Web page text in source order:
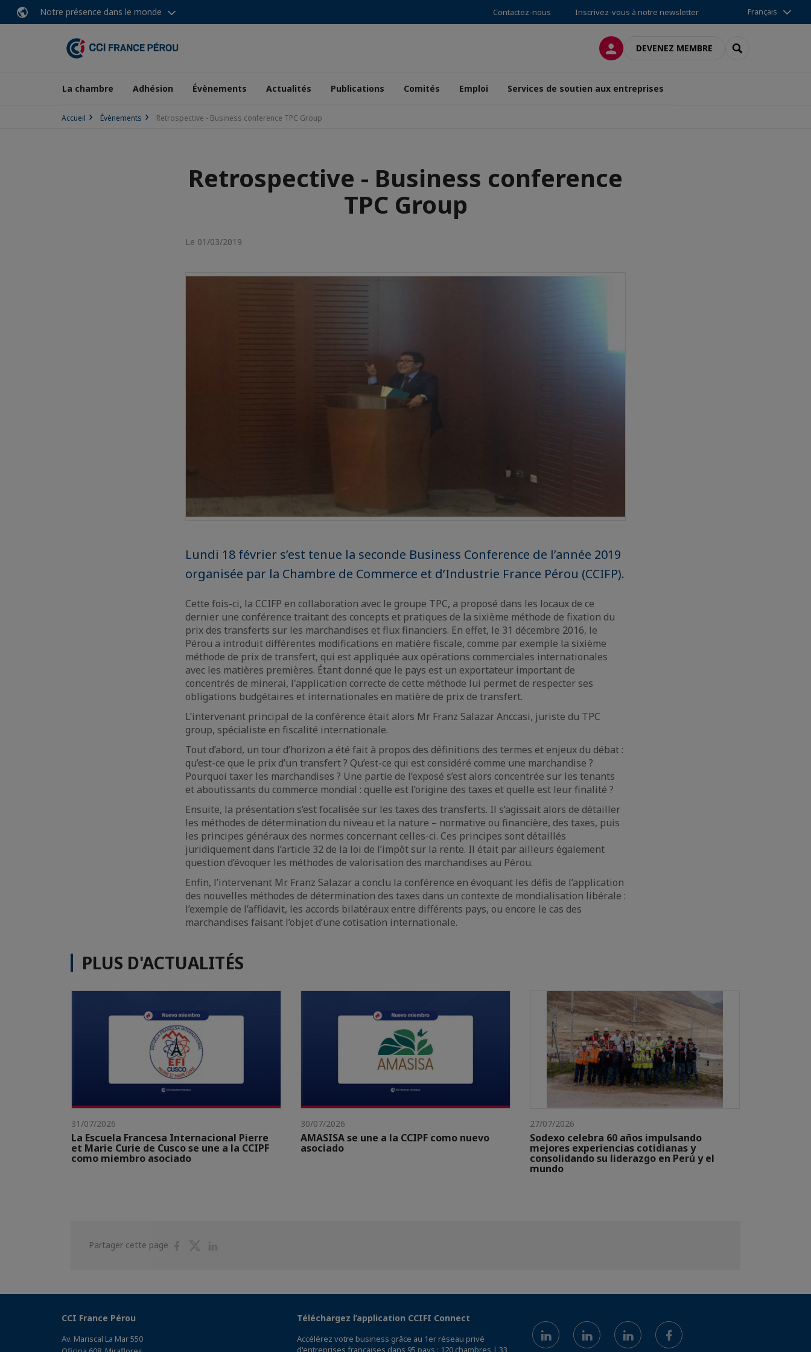
Notre présence dans le monde Contactez-nous Inscrivez-vous à notre newsletter Français
CONNEXIONDEVENEZ MEMBRE RECHERCHER
La chambre Adhésion Évènements Actualités Publications Comités Emploi Services de soutien aux entreprises
Accueil Évènements Retrospective - Business conference TPC Group
Retrospective - Business conference
TPC Group
Le 01/03/2019
Lundi 18 février s’est tenue la seconde Business Conference de l’année 2019
organisée par la Chambre de Commerce et d’Industrie France Pérou (CCIFP).
Cette fois-ci, la CCIFP en collaboration avec le groupe TPC, a proposé dans les locaux de ce
dernier une conférence traitant des concepts et pratiques de la sixième méthode de fixation du
prix des transferts sur les marchandises et flux financiers. En effet, le 31 décembre 2016, le
Pérou a introduit différentes modifications en matière fiscale, comme par exemple la sixième
méthode de prix de transfert, qui est appliquée aux opérations commerciales internationales
avec les matières premières. Étant donné que le pays est un exportateur important de
concentrés de minerai, l'application correcte de cette méthode lui permet de respecter ses
obligations budgétaires et internationales en matière de prix de transfert.
L’intervenant principal de la conférence était alors Mr Franz Salazar Anccasi, juriste du TPC
group, spécialiste en fiscalité internationale.
Tout d’abord, un tour d’horizon a été fait à propos des définitions des termes et enjeux du débat :
qu’est-ce que le prix d’un transfert ? Qu’est-ce qui est considéré comme une marchandise ?
Pourquoi taxer les marchandises ? Une partie de l’exposé s’est alors concentrée sur les tenants
et aboutissants du commerce mondial : quelle est l’origine des taxes et quelle est leur finalité ?
Ensuite, la présentation s’est focalisée sur les taxes des transferts. Il s’agissait alors de détailler
les méthodes de détermination du niveau et la nature – normative ou financière, des taxes, puis
les principes généraux des normes concernant celles-ci. Ces principes sont détaillés
juridiquement dans l’article 32 de la loi de l’impôt sur la rente. Il était par ailleurs également
question d’évoquer les méthodes de valorisation des marchandises au Pérou.
Enfin, l’intervenant Mr. Franz Salazar a conclu la conférence en évoquant les défis de l’application
des nouvelles méthodes de détermination des taxes dans un contexte de mondialisation libérale :
l’exemple de l’affidavit, les accords bilatéraux entre différents pays, ou encore le cas des
marchandises faisant l’objet d’une cotisation internationale.
PLUS D'ACTUALITÉS
31/07/2026
La Escuela Francesa Internacional Pierre
et Marie Curie de Cusco se une a la CCIPF
como miembro asociado
30/07/2026
AMASISA se une a la CCIPF como nuevo
asociado
27/07/2026
Sodexo celebra 60 años impulsando
mejores experiencias cotidianas y
consolidando su liderazgo en Perú y el
mundo
Partager cette page
PartagerPartager
CCI France Pérou
Av. Mariscal La Mar 550
Téléchargez l’application CCIFI Connect
Accélérez votre business grâce au 1er réseau privé
d'entreprises françaises dans 95 pays : 120 chambres | 33